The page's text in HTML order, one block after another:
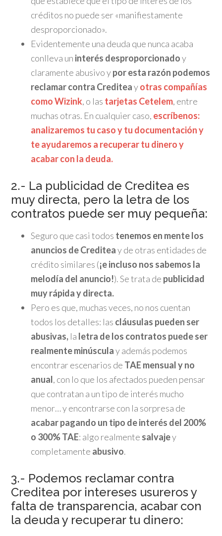
créditos no puede ser «manifiestamente
desproporcionado».
Evidentemente una deuda que nunca acaba
conlleva un interés desproporcionadoy
claramente abusivo ypor esta razón podemos
reclamar contra Crediteayotras compañías
como Wizink, o las tarjetas Cetelem, entre
muchas otras. En cualquier caso, escríbenos:
analizaremos tu caso y tu documentación y
te ayudaremos a recuperar tu dinero y
acabar con la deuda.
2.- La publicidad de Creditea es
muy directa, pero la letra de los
contratos puede ser muy pequeña:
Seguro que casi todos tenemos en mente los
anuncios de Crediteay de otras entidades de
crédito similares (¡e incluso nos sabemos la
melodía del anuncio!). Se trata de publicidad
muy rápida y directa.
Pero es que, muchas veces, no nos cuentan
todos los detalles: las cláusulas pueden ser
abusivas, la letra de los contratos puede ser
realmente minúsculay además podemos
encontrar escenarios de TAE mensual y no
anual, con lo que los afectados pueden pensar
que contratan a un tipo de interés mucho
menor… y encontrarse con la sorpresa de
acabar pagando un tipo de interés del 200%
o 300% TAE: algo realmente salvajey
completamente abusivo.
3.- Podemos reclamar contra
Creditea por intereses usureros y
falta de transparencia, acabar con
la deuda y recuperar tu dinero: